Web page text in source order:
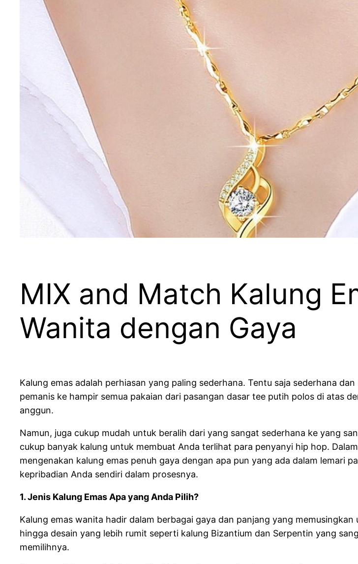
MIX and Match Kalung
Wanita dengan Gaya
Kalung emas adalah perhiasan yang paling sederhana. Tentu saja sederhana
pemanis ke hampir semua pakaian dari pasangan dasar tee putih polos di atas
anggun.
Namun, juga cukup mudah untuk beralih dari yang sangat sederhana ke yang
cukup banyak kalung untuk membuat Anda terlihat para penyanyi hip hop.
mengenakan kalung emas penuh gaya dengan apa pun yang ada dalam lemari
kepribadian Anda sendiri dalam prosesnya.
1. Jenis Kalung Emas Apa yang Anda Pilih?
Kalung emas wanita hadir dalam berbagai gaya dan panjang yang
hingga desain yang lebih rumit seperti kalung Bizantium dan Serpentin yang
memilihnya.